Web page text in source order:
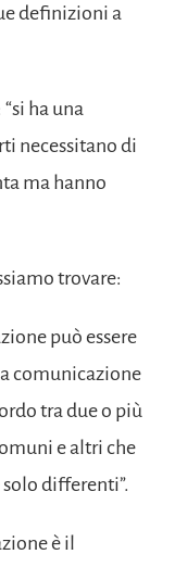
definizioni a
“si ha una
necessitano di
ma hanno
trovare:
può essere
comunicazione
tra due o più
e altri che
differenti”.
è il